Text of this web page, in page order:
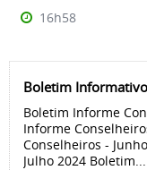
16h58
Boletim
Boletim Informe
Informe
Conselheiros -
Julho 2024 Boletim...